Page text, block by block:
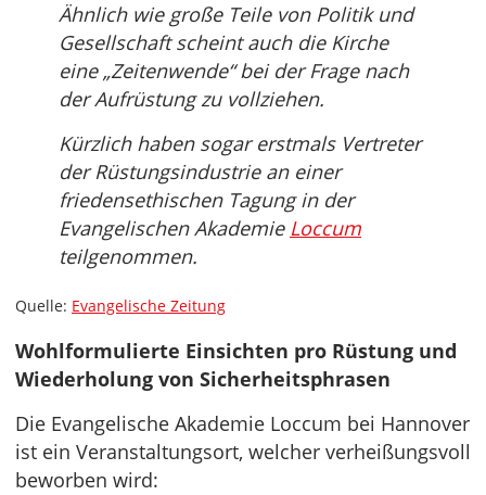
Ähnlich wie große Teile von Politik und
Gesellschaft scheint auch die Kirche
eine „Zeitenwende“ bei der Frage nach
der Aufrüstung zu vollziehen.
Kürzlich haben sogar erstmals Vertreter
der Rüstungsindustrie an einer
friedensethischen Tagung in der
Evangelischen Akademie Loccum
teilgenommen.
Quelle: Evangelische Zeitung
Wohlformulierte Einsichten pro Rüstung und
Wiederholung von Sicherheitsphrasen
Die Evangelische Akademie Loccum bei Hannover
ist ein Veranstaltungsort, welcher verheißungsvoll
beworben wird: